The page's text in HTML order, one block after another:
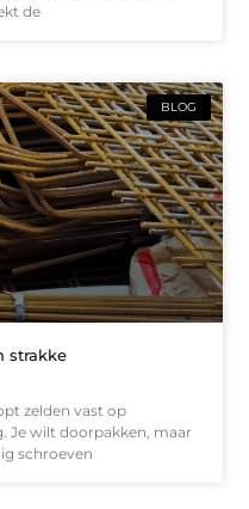
de
BLOG
strakke
zelden vast op
Je wilt doorpakken, maar
schroeven